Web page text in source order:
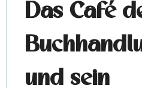
Das Café
und sein